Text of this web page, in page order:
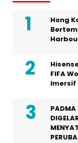
Hong
FIFA
Imersif
PADMA